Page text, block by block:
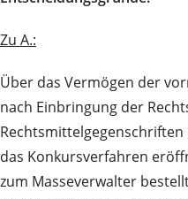
Zu A.:
Über das Vermögen der
nach Einbringung der
das Konkursverfahren
zum Masseverwalter